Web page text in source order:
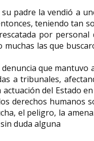
padre la vendió a
teniendo tan
por personal
muchas las que
que mantuvo
a tribunales,
del Estado
derechos humanos
el peligro, la
duda alguna